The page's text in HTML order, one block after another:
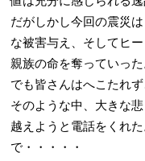
だがしかし今回の震災
な被害与え、そしてヒ
親族の命を奪っていった
でも皆さんはへこたれず
そのような中、大きな
越えようと電話をくれ
で・・・・・